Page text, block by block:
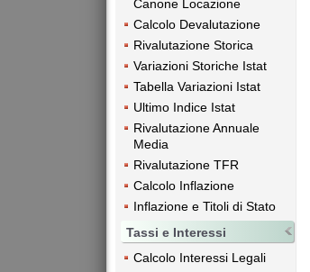
Canone Locazione
Calcolo Devalutazione
Rivalutazione Storica
Variazioni Storiche Istat
Tabella Variazioni Istat
Ultimo Indice Istat
Rivalutazione Annuale
Media
Rivalutazione TFR
Calcolo Inflazione
Inflazione e Titoli di Stato
Tassi e Interessi
Calcolo Interessi Legali